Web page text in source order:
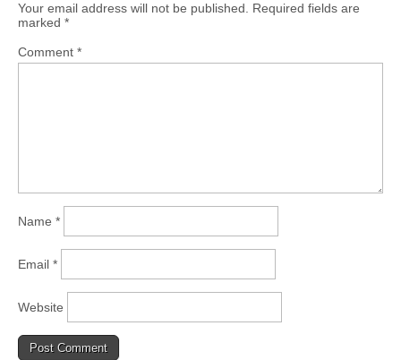
Your email address will not be published. Required fields are
marked *
Comment *
Name *
Email *
Website